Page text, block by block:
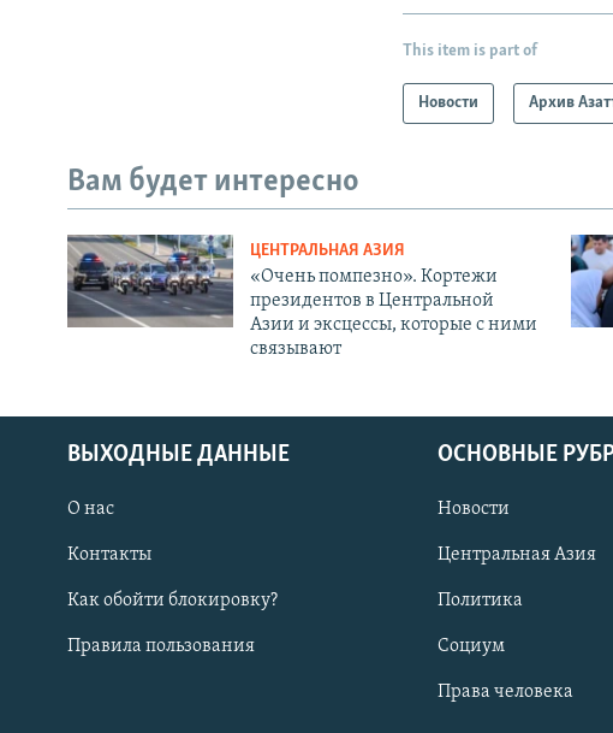
This item is part of
Новости Архив
Вам будет интересно
ЦЕНТРАЛЬНАЯ АЗИЯ
«Очень помпезно». Кортежи
президентов в Центральной
Азии и эксцессы, которые с ними
связывают
ВЫХОДНЫЕ ДАННЫЕ
О нас
Контакты
Как обойти блокировку?
Правила пользования
ОСНОВНЫЕ
Новости
Центральная Азия
Политика
Социум
Права человека